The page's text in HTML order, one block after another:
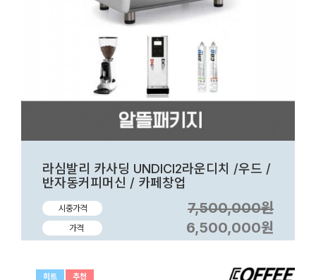
라심발리 카사딩 UNDICI2라운디치 /우드 /
반자동커피머신 / 카페창업
시중가격 7,500,000원
가격 6,500,000원
히트 추천